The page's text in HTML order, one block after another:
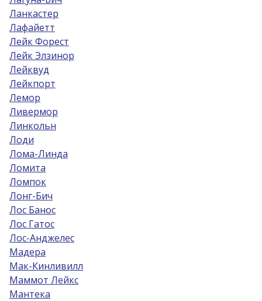
Ланкастер
Лафайетт
Лейк Форест
Лейк Элзинор
Лейквуд
Лейкпорт
Лемор
Ливермор
Линкольн
Лоди
Лома-Линда
Ломита
Ломпок
Лонг-Бич
Лос Банос
Лос Гатос
Лос-Анджелес
Мадера
Мак-Кинливилл
Маммот Лейкс
Мантека